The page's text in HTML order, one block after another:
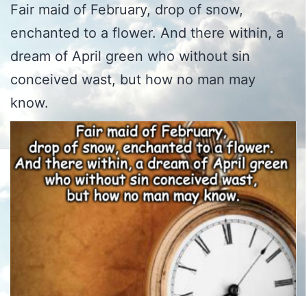
Fair maid of February, drop of snow,
enchanted to a flower. And there within, a
dream of April green who without sin
conceived wast, but how no man may
know.